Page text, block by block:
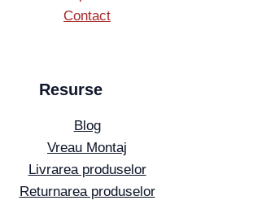
Contact
Resurse
Blog
Vreau Montaj
Livrarea produselor
Returnarea produselor